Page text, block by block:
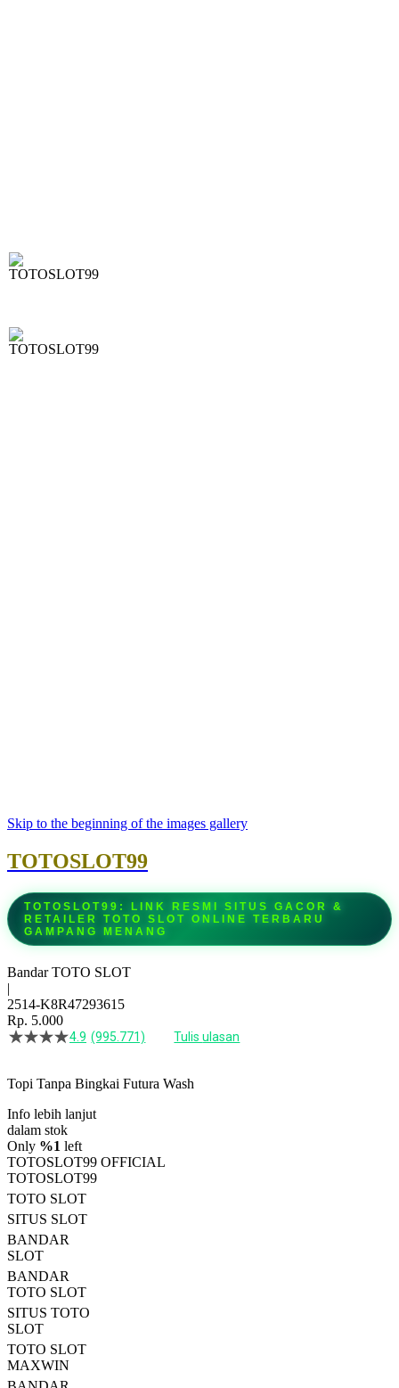
Skip to the beginning of the images gallery
TOTOSLOT99
TOTOSLOT99: LINK RESMI SITUS GACOR &
RETAILER TOTO SLOT ONLINE TERBARU
GAMPANG MENANG
Bandar TOTO SLOT
|
2514-K8R47293615
Rp. 5.000
4.5
bintang,
rating
rata-
rata.
Read
13
Reviews.
Tautan
halaman
yang
sama.
4.9 (995.771) Tulis ulasan
Topi Tanpa Bingkai Futura Wash
Info lebih lanjut
dalam stok
Only %1 left
TOTOSLOT99 OFFICIAL
TOTOSLOT99
TOTO SLOT
SITUS SLOT
BANDAR
SLOT
BANDAR
TOTO SLOT
SITUS TOTO
SLOT
TOTO SLOT
MAXWIN